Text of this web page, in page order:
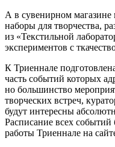
А в сувенирном
наборы для творчества,
из «Текстильной
экспериментов с
К Триеннале
часть событий которых
но большинство
творческих встреч,
будут интересны
Расписание всех
работы Триеннале на